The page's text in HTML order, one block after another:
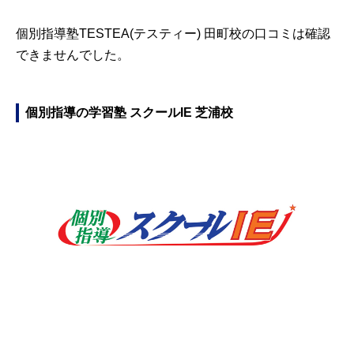
個別指導塾TESTEA(テスティー) 田町校の口コミは確認
できませんでした。
個別指導の学習塾 スクールIE 芝浦校